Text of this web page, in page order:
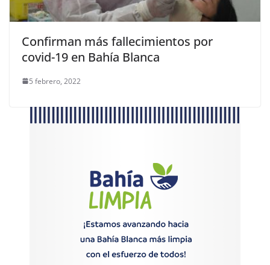
Confirman más fallecimientos por
covid-19 en Bahía Blanca
5 febrero, 2022